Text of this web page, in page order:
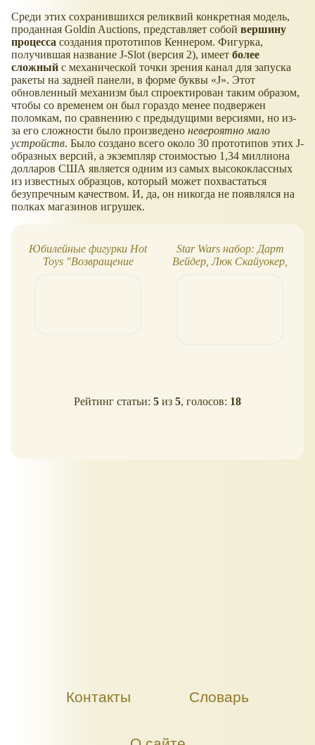
Среди этих сохранившихся реликвий конкретная модель,
проданная Goldin Auctions, представляет собой вершину
процесса создания прототипов Кеннером. Фигурка,
получившая название J-Slot (версия 2), имеет более
сложный с механической точки зрения канал для запуска
ракеты на задней панели, в форме буквы
J . Этот
обновленный механизм был спроектирован таким образом,
чтобы со временем он был гораздо менее подвержен
поломкам, по сравнению с предыдущими версиями, но из-
за его сложности было произведено невероятно мало
устройств. Было создано всего около 30 прототипов этих J-
образных версий, а экземпляр стоимостью 1,34 миллиона
долларов США является одним из самых высококлассных
из известных образцов, который может похвастаться
безупречным качеством. И, да, он никогда не появлялся на
полках магазинов игрушек.
Юбилейные фигурки Hot
Toys "Возвращение
Star Wars набор: Дарт
Вейдер, Люк Скайуокер,
Рейтинг статьи: 5 из 5, голосов: 18
Контакты Словарь